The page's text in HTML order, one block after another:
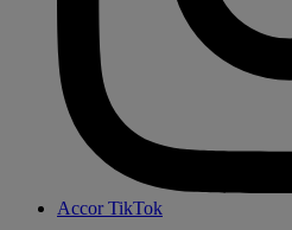
Accor TikTok